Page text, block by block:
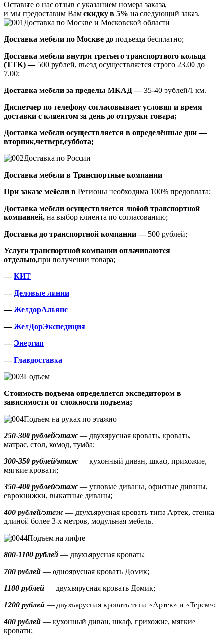
Оставьте о нас отзыв с указанием номера заказа,
и мы предоставим Вам скидку в 5% на следующий заказ.
Доставка по Москве и Московской области
Доставка мебели по Москве до подъезда бесплатно;
Доставка мебели внутри третьего транспортного кольца
(ТТК) —500 рублей, въезд осуществляется строго 23.00 до
7.00;
Доставка мебели за пределы МКАД —35-40 рублей/1 км.
Диспетчер по телефону согласовывает условия и время
доставки с клиентом за день до отгрузки товара;
Доставка мебели осуществляется в определённые дни —
вторник,четверг,суббота;
Доставка по России
Доставка мебели в Транспортные компании
При заказе мебели в Регионы необходима 100% предоплата;
Доставка мебели осуществляется любой транспортной
компанией, на выбор клиента по согласованию;
Доставка до транспортной компании —500 рублей;
Услуги транспортной компании оплачиваются
отдельно,при получении товара;
—КИТ
— Деловые линии
—ЖелдорАльянс
—ЖелДорЭкспедиция
— Энергия
—Главдоставка
Подъем
Стоимость подъема определяется экспедитором в
зависимости от сложности подъема;
Подъем на руках по этажно
250-300 рублей/этаж — двухярусная кровать, кровать,
матрас, стол, комод, тумба;
300-350 рублей/этаж — кухонный диван, шкаф, прихожие,
мягкие кровати;
350-400 рублей/этаж — угловые диваны, офисные диваны,
еврокнижки, выкатные диваны;
400 рублей/этаж — двухъярусная кровать типа Артек, стенка
длиной более 3-х метров, модульная мебель.
Подъем на лифте
800-1100 рублей — двухъярусная кровать;
700 рублей — одноярусная кровать Домик;
1100 рублей — двухъярусная кровать Домик;
1200 рублей — двухъярусная кровать типа «Артек» и «Терем»;
400 рублей — кухонный диван, шкаф, прихожие, мягкие
кровати;